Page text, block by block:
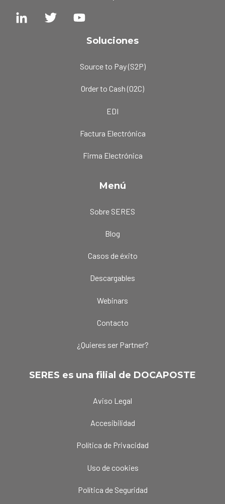
Soluciones
Source to Pay (S2P)
Order to Cash (O2C)
EDI
Factura Electrónica
Firma Electrónica
Menú
Sobre SERES
Blog
Casos de éxito
Descargables
Webinars
Contacto
¿Quieres ser Partner?
SERES es una filial de DOCAPOSTE
Aviso Legal
Accesibilidad
Política de Privacidad
Uso de cookies
Política de Seguridad